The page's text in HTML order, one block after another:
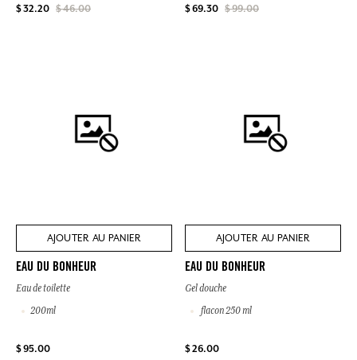
$ 32.20 $ 46.00 $ 69.30 $ 99.00
AJOUTER AU PANIER
EAU DU BONHEUR
Eau de toilette
200ml
$ 95.00
AJOUTER AU PANIER
EAU DU BONHEUR
Gel douche
flacon 250 ml
$ 26.00